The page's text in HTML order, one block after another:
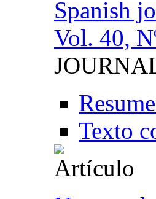
Spanish
Vol. 40,
Texto